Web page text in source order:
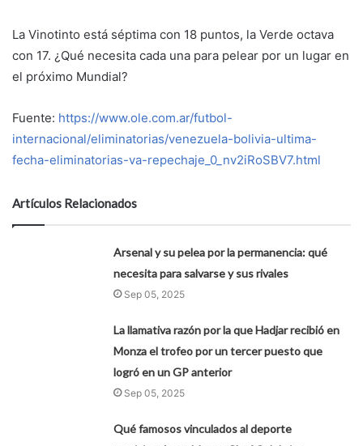
La Vinotinto está séptima con 18 puntos, la Verde octava
con 17. ¿Qué necesita cada una para pelear por un lugar en
el próximo Mundial?
Fuente: https://www.ole.com.ar/futbol-
internacional/eliminatorias/venezuela-bolivia-ultima-
fecha-eliminatorias-va-repechaje_0_nv2iRoSBV7.html
Artículos Relacionados
Arsenal y su pelea por la permanencia: qué
necesita para salvarse y sus rivales
Sep 05, 2025
La llamativa razón por la que Hadjar recibió en
Monza el trofeo por un tercer puesto que
logró en un GP anterior
Sep 05, 2025
Qué famosos vinculados al deporte